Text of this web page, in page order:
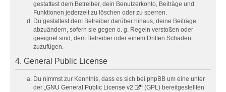
gestattest dem Betreiber, dein Benutzerkonto, Beiträge und
Funktionen jederzeit zu löschen oder zu sperren.
Du gestattest dem Betreiber darüber hinaus, deine Beiträge
abzuändern, sofern sie gegen o. g. Regeln verstoßen oder
geeignet sind, dem Betreiber oder einem Dritten Schaden
zuzufügen.
4. General Public License
Du nimmst zur Kenntnis, dass es sich bei phpBB um eine unter
der „GNU General Public License v2
“ (GPL) bereitgestellten